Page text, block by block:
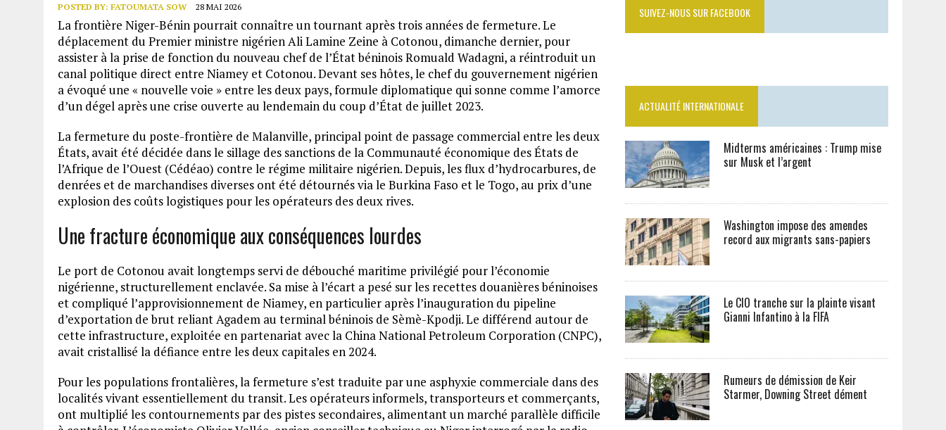
POSTED BY: FATOUMATA SOW 28 MAI 2026
La frontière Niger-Bénin pourrait connaître un tournant après trois années de fermeture. Le
déplacement du Premier ministre nigérien Ali Lamine Zeine à Cotonou, dimanche dernier, pour
assister à la prise de fonction du nouveau chef de l’État béninois Romuald Wadagni, a réintroduit un
canal politique direct entre Niamey et Cotonou. Devant ses hôtes, le chef du gouvernement nigérien
a évoqué une « nouvelle voie » entre les deux pays, formule diplomatique qui sonne comme l’amorce
d’un dégel après une crise ouverte au lendemain du coup d’État de juillet 2023.
La fermeture du poste-frontière de Malanville, principal point de passage commercial entre les deux
États, avait été décidée dans le sillage des sanctions de la Communauté économique des États de
l’Afrique de l’Ouest (Cédéao) contre le régime militaire nigérien. Depuis, les flux d’hydrocarbures, de
denrées et de marchandises diverses ont été détournés via le Burkina Faso et le Togo, au prix d’une
explosion des coûts logistiques pour les opérateurs des deux rives.
Une fracture économique aux conséquences lourdes
Le port de Cotonou avait longtemps servi de débouché maritime privilégié pour l’économie
nigérienne, structurellement enclavée. Sa mise à l’écart a pesé sur les recettes douanières béninoises
et compliqué l’approvisionnement de Niamey, en particulier après l’inauguration du pipeline
d’exportation de brut reliant Agadem au terminal béninois de Sèmè-Kpodji. Le différend autour de
cette infrastructure, exploitée en partenariat avec la China National Petroleum Corporation (CNPC),
avait cristallisé la défiance entre les deux capitales en 2024.
Pour les populations frontalières, la fermeture s’est traduite par une asphyxie commerciale dans des
localités vivant essentiellement du transit. Les opérateurs informels, transporteurs et commerçants,
ont multiplié les contournements par des pistes secondaires, alimentant un marché parallèle difficile
SUIVEZ-NOUS SUR FACEBOOK
ACTUALITÉ INTERNATIONALE
Midterms américaines : Trump mise
sur Musk et l’argent
Washington impose des amendes
record aux migrants sans-papiers
Le CIO tranche sur la plainte visant
Gianni Infantino à la FIFA
Rumeurs de démission de Keir
Starmer, Downing Street dément